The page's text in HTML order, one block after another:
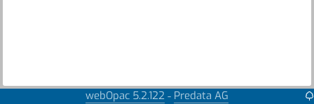
webOpac 5.2.122 - Predata AG